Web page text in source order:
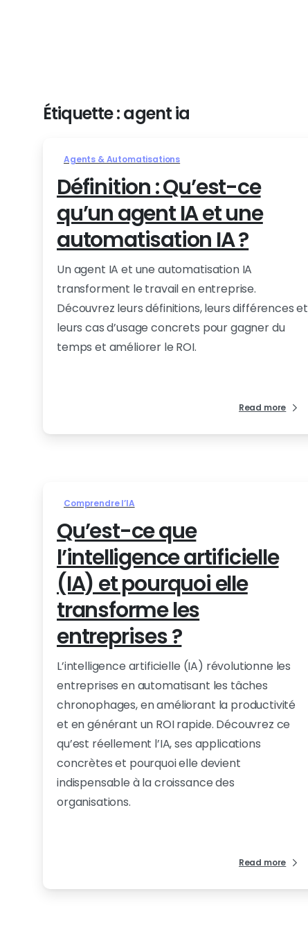
Étiquette :agent ia
Agents & Automatisations
Définition : Qu’est-ce
qu’un agent IA et une
automatisation IA ?
Un agent IA et une automatisation IA
transforment le travail en entreprise.
Découvrez leurs définitions, leurs différences et
leurs cas d’usage concrets pour gagner du
temps et améliorer le ROI.
Read more
Comprendre l’IA
Qu’est-ce que
l’intelligence artificielle
(IA) et pourquoi elle
transforme les
entreprises ?
L’intelligence artificielle (IA) révolutionne les
entreprises en automatisant les tâches
chronophages, en améliorant la productivité
et en générant un ROI rapide. Découvrez ce
qu’est réellement l’IA, ses applications
concrètes et pourquoi elle devient
indispensable à la croissance des
organisations.
Read more